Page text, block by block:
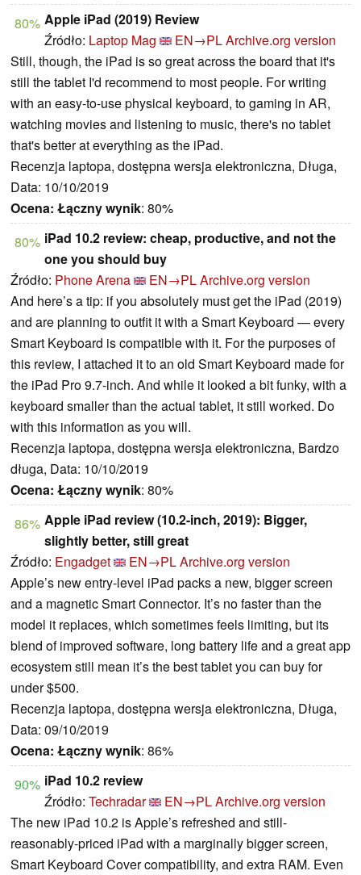
80% Apple iPad (2019) Review
Źródło: Laptop Mag EN→PLArchive.org version
Still, though, the iPad is so great across the board that it's
still the tablet I'd recommend to most people. For writing
with an easy-to-use physical keyboard, to gaming in AR,
watching movies and listening to music, there's no tablet
that's better at everything as the iPad.
Recenzja laptopa, dostępna wersja elektroniczna, Długa,
Data: 10/10/2019
Ocena: Łączny wynik: 80%
80% iPad 10.2 review: cheap, productive, and not the
one you should buy
Źródło: Phone Arena EN→PLArchive.org version
And here’s a tip: if you absolutely must get the iPad (2019)
and are planning to outfit it with a Smart Keyboard — every
Smart Keyboard is compatible with it. For the purposes of
this review, I attached it to an old Smart Keyboard made for
the iPad Pro 9.7-inch. And while it looked a bit funky, with a
keyboard smaller than the actual tablet, it still worked. Do
with this information as you will.
Recenzja laptopa, dostępna wersja elektroniczna, Bardzo
długa, Data: 10/10/2019
Ocena: Łączny wynik: 80%
86% Apple iPad review (10.2-inch, 2019): Bigger,
slightly better, still great
Źródło: Engadget EN→PLArchive.org version
Apple’s new entry-level iPad packs a new, bigger screen
and a magnetic Smart Connector. It’s no faster than the
model it replaces, which sometimes feels limiting, but its
blend of improved software, long battery life and a great app
ecosystem still mean it’s the best tablet you can buy for
under $500.
Recenzja laptopa, dostępna wersja elektroniczna, Długa,
Data: 09/10/2019
Ocena: Łączny wynik: 86%
90% iPad 10.2 review
Źródło: Techradar EN→PLArchive.org version
The new iPad 10.2 is Apple’s refreshed and still-
reasonably-priced iPad with a marginally bigger screen,
Smart Keyboard Cover compatibility, and extra RAM. Even